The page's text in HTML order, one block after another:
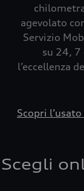
agevolato
Servizio
su 24, 7
l’eccellenza
Scopri
Scegli